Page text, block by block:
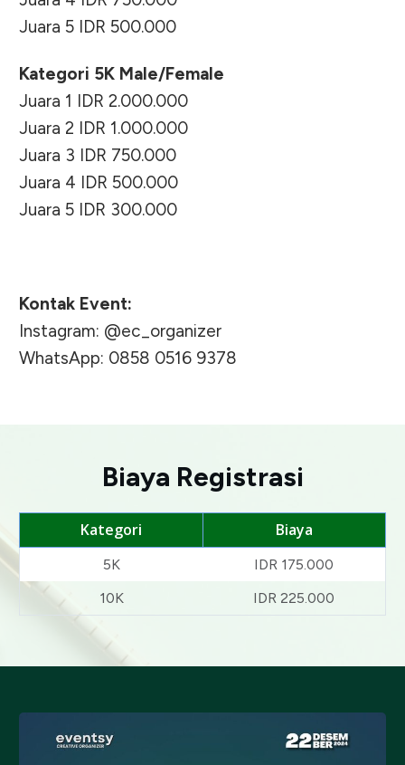
Juara 5 IDR 500.000
Kategori 5K Male/Female
Juara 1 IDR 2.000.000
Juara 2 IDR 1.000.000
Juara 3 IDR 750.000
Juara 4 IDR 500.000
Juara 5 IDR 300.000
Kontak Event:
Instagram: @ec_organizer
WhatsApp: 0858 0516 9378
Biaya Registrasi
Kategori Biaya
5K
IDR 175.000
10K
IDR 225.000